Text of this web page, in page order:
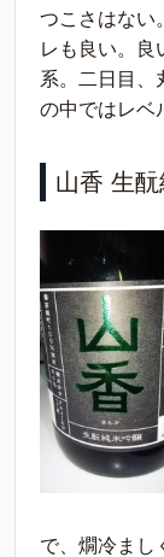
つこさはない
レも良い。良
系。二日目、
の中ではレベ
山香 生
で、燗冷まし